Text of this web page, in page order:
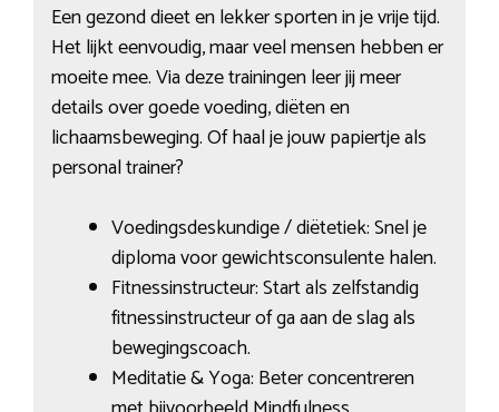
Een gezond dieet en lekker sporten in je vrije tijd.
Het lijkt eenvoudig, maar veel mensen hebben er
moeite mee. Via deze trainingen leer jij meer
details over goede voeding, diëten en
lichaamsbeweging. Of haal je jouw papiertje als
personal trainer?
Voedingsdeskundige / diëtetiek: Snel je
diploma voor gewichtsconsulente halen.
Fitnessinstructeur: Start als zelfstandig
fitnessinstructeur of ga aan de slag als
bewegingscoach.
Meditatie & Yoga: Beter concentreren